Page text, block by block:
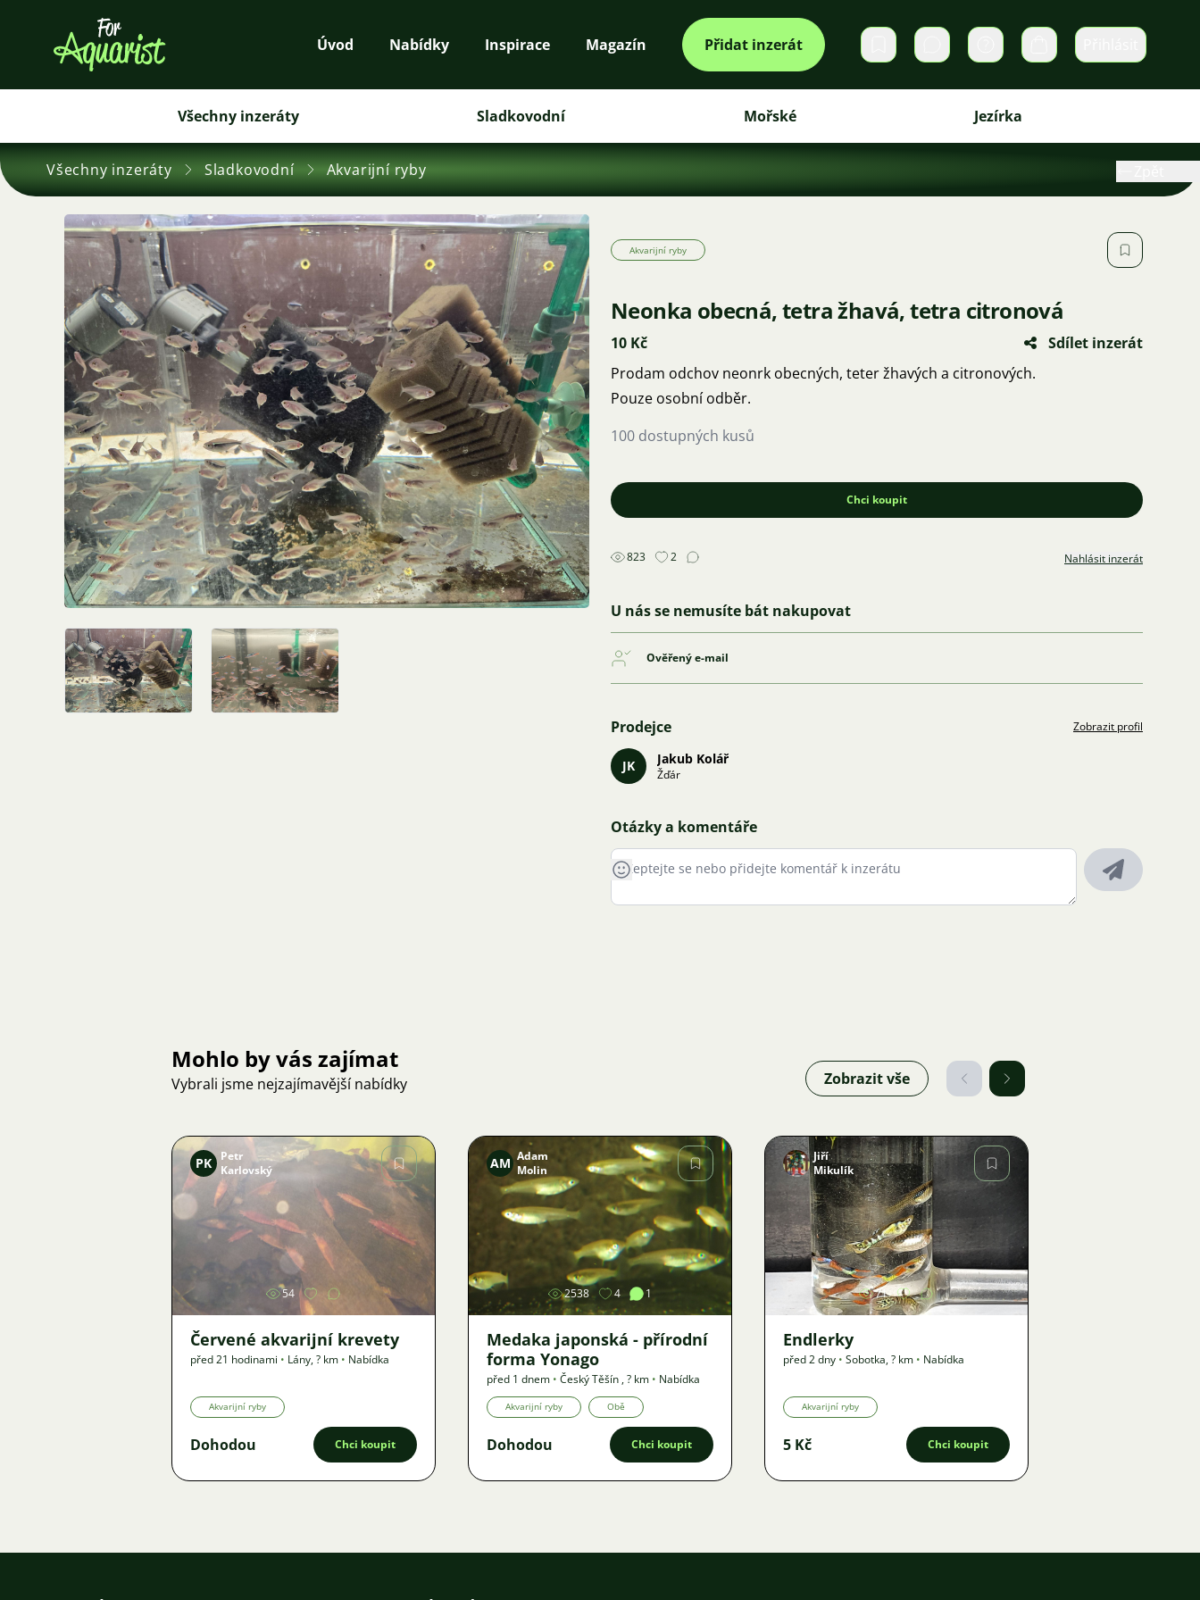
Úvod Nabídky Inspirace Magazín Přidat inzerát Soukromé zprávy Košík
Všechny inzeráty Sladkovodní Mořské Jezírka
Všechny inzeráty Sladkovodní Akvarijní ryby
Akvarijní ryby
Neonka obecná, tetra žhavá, tetra citronová
10 Kč
Sdílet inzerát
Prodam odchov neonrk obecných, teter žhavých a citronových.
Pouze osobní odběr.
100 dostupných kusů
Chci koupit
823 2 Nahlásit inzerát
U nás se nemusíte bát nakupovat
Ověřený e-mail
Prodejce Zobrazit profil
JK Jakub Kolář
Žďár
Otázky a komentáře
Mohlo by vás zajímat
Vybrali jsme nejzajímavější nabídky Zobrazit vše
Obrázek
PK
Petr
Karlovský
54
Červené akvarijní krevety
před 21 hodinami • Lány,? km • Nabídka
Akvarijní ryby
Dohodou Chci koupit
Obrázek
AM Adam
Molin
2538 4 1
Medaka japonská - přírodní
forma Yonago
před 1 dnem • Český Těšín ,? km • Nabídka
Akvarijní ryby Obě
Dohodou Chci koupit
Obrázek
Jiří
Mikulík
71
Endlerky
před 2 dny • Sobotka,? km • Nabídka
Akvarijní ryby
5 Kč Chci koupit